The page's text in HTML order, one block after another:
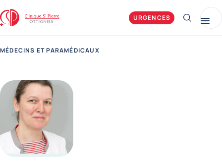
Clinique Saint-Pierre Ottignies URGENCES Afficher
MÉDECINS ET PARAMÉDICAUX